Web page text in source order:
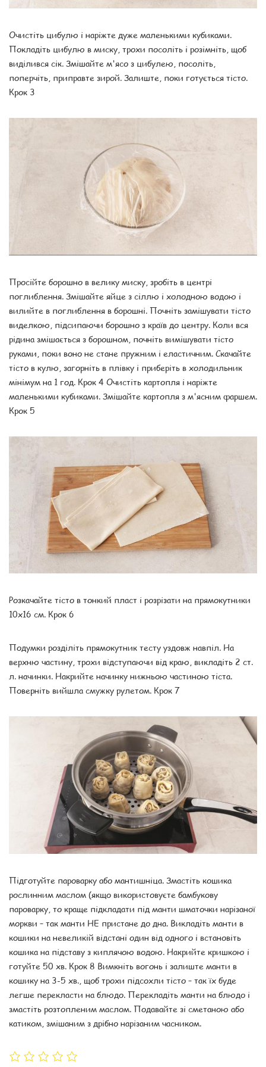
Очистіть цибулю і наріжте дуже маленькими кубиками.
Покладіть цибулю в миску, трохи посоліть і розімніть, щоб
виділився сік. Змішайте м'ясо з цибулею, посоліть,
поперчіть, приправте зирой. Залиште, поки готується тісто.
Крок 3
Просійте борошно в велику миску, зробіть в центрі
поглиблення. Змішайте яйце з сіллю і холодною водою і
вилийте в поглиблення в борошні. Почніть замішувати тісто
виделкою, підсипаючи борошно з країв до центру. Коли вся
рідина змішається з борошном, почніть вимішувати тісто
руками, поки воно не стане пружним і еластичним. Скачайте
тісто в кулю, загорніть в плівку і приберіть в холодильник
мінімум на 1 год. Крок 4 Очистіть картопля і наріжте
маленькими кубиками. Змішайте картопля з м'ясним фаршем.
Крок 5
Розкачайте тісто в тонкий пласт і розрізати на прямокутники
10х16 см. Крок 6
Подумки розділіть прямокутник тесту уздовж навпіл. На
верхню частину, трохи відступаючи від краю, викладіть 2 ст.
л. начинки. Накрийте начинку нижньою частиною тіста.
Поверніть вийшла смужку рулетом. Крок 7
Підготуйте пароварку або мантишніца. Змастіть кошика
рослинним маслом (якщо використовуєте бамбукову
пароварку, то краще підкладати під манти шматочки нарізаної
моркви – так манти НЕ пристане до дна. Викладіть манти в
кошики на невеликій відстані один від одного і встановіть
кошика на підставу з киплячою водою. Накрийте кришкою і
готуйте 50 хв. Крок 8 Вимкніть вогонь і залиште манти в
кошику на 3-5 хв., щоб трохи підсохли тісто – так їх буде
легше перекласти на блюдо. Перекладіть манти на блюдо і
змастіть розтопленим маслом. Подавайте зі сметаною або
катиком, змішаним з дрібно нарізаним часником.